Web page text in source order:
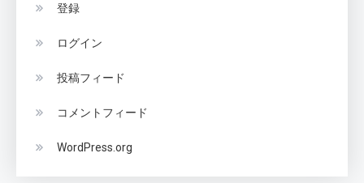
登録
ログイン
投稿フィード
コメントフィード
WordPress.org